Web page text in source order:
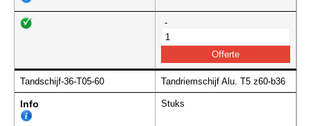
-
Tandschijf-36-T05-60 Tandriemschijf Alu. T5 z60-b36
Info Stuks